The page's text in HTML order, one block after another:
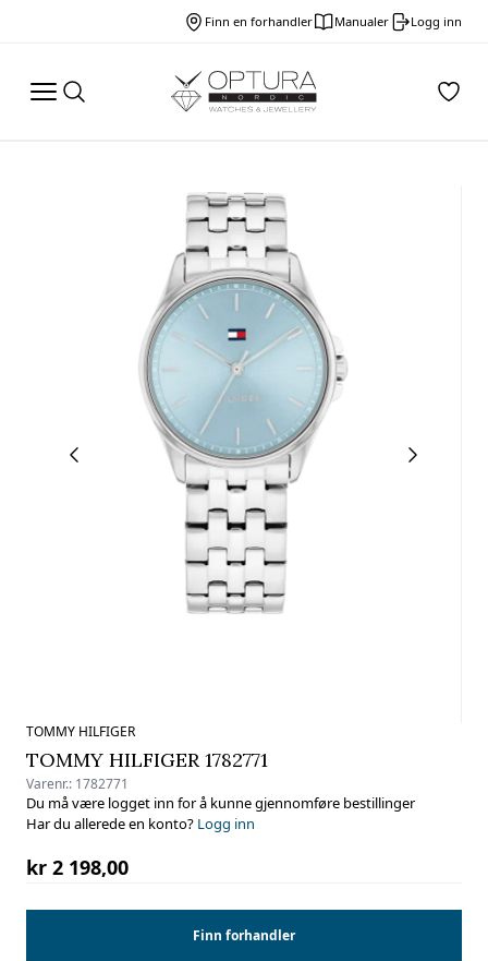
Finn en forhandler Manualer Logg inn
TOMMY HILFIGER
TOMMY HILFIGER 1782771
Varenr.: 1782771
Du må være logget inn for å kunne gjennomføre bestillinger
Har du allerede en konto? Logg inn
kr 2 198,00
Finn forhandler